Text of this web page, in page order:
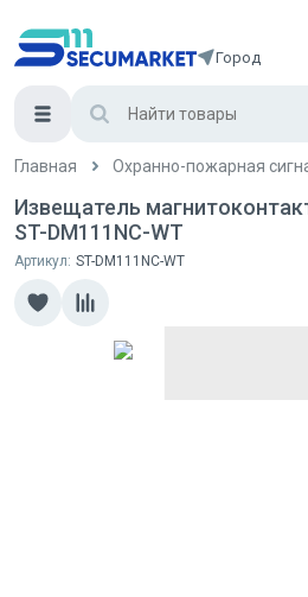
Город
Главная Охранно-пожарная
Извещатель
ST-DM111NC-WT
Артикул: ST-DM111NC-WT